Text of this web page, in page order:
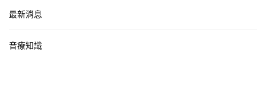
最新消息
音療知識